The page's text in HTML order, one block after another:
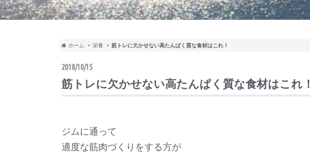
ホーム 栄養 筋トレに欠かせない高たんぱく質な食材はこれ！
2018/10/15
筋トレに欠かせない高たんぱく質な食材はこれ！
ジムに通って
適度な筋肉づくりをする方が